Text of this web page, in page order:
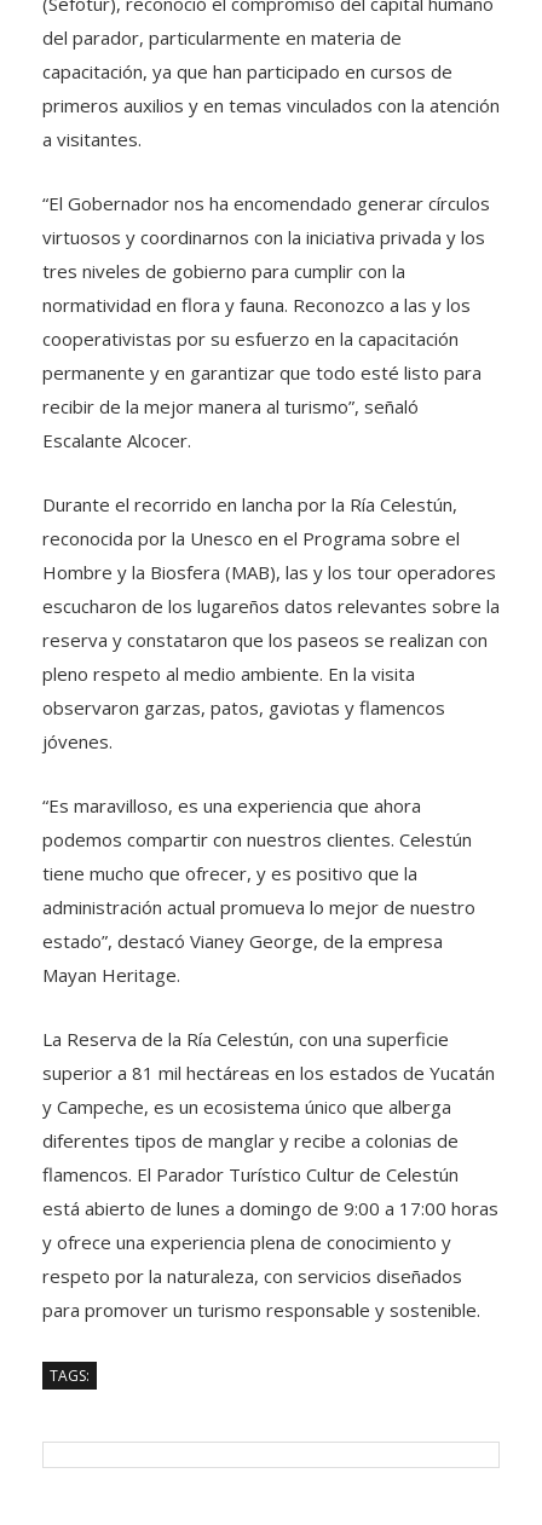
del parador, particularmente en materia de
capacitación, ya que han participado en cursos de
primeros auxilios y en temas vinculados con la atención
a visitantes.
“El Gobernador nos ha encomendado generar círculos
virtuosos y coordinarnos con la iniciativa privada y los
tres niveles de gobierno para cumplir con la
normatividad en flora y fauna. Reconozco a las y los
cooperativistas por su esfuerzo en la capacitación
permanente y en garantizar que todo esté listo para
recibir de la mejor manera al turismo”, señaló
Escalante Alcocer.
Durante el recorrido en lancha por la Ría Celestún,
reconocida por la Unesco en el Programa sobre el
Hombre y la Biosfera (MAB), las y los tour operadores
escucharon de los lugareños datos relevantes sobre la
reserva y constataron que los paseos se realizan con
pleno respeto al medio ambiente. En la visita
observaron garzas, patos, gaviotas y flamencos
jóvenes.
“Es maravilloso, es una experiencia que ahora
podemos compartir con nuestros clientes. Celestún
tiene mucho que ofrecer, y es positivo que la
administración actual promueva lo mejor de nuestro
estado”, destacó Vianey George, de la empresa
Mayan Heritage.
La Reserva de la Ría Celestún, con una superficie
superior a 81 mil hectáreas en los estados de Yucatán
y Campeche, es un ecosistema único que alberga
diferentes tipos de manglar y recibe a colonias de
flamencos. El Parador Turístico Cultur de Celestún
está abierto de lunes a domingo de 9:00 a 17:00 horas
y ofrece una experiencia plena de conocimiento y
respeto por la naturaleza, con servicios diseñados
para promover un turismo responsable y sostenible.
TAGS: